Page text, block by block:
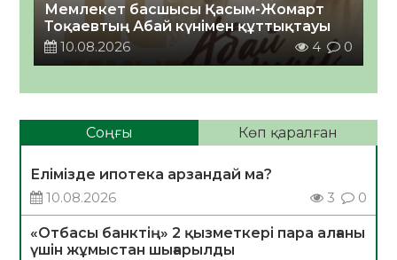
Мемлекет басшысы Қасым-Жомарт
Тоқаевтың Абай күнімен құттықтауы
10.08.2026
4 0
Соңғы Көп қаралған
Елімізде ипотека арзандай ма?
10.08.2026
3 0
«Отбасы банктің» 2 қызметкері пара алғаны
үшін жұмыстан шығарылды